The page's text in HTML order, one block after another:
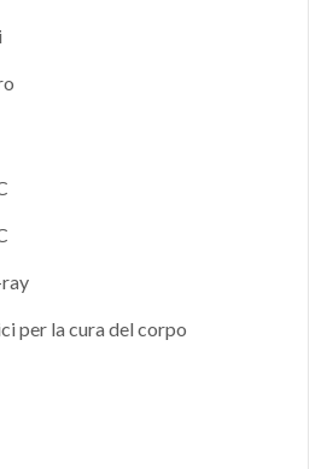
per la cura del corpo